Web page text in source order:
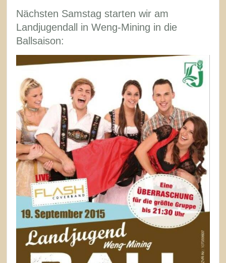
Nächsten Samstag starten wir am
Landjugendall in Weng-Mining in die
Ballsaison: